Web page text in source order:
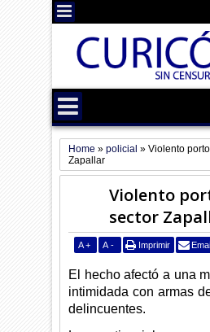
Home »policial »Violento
Zapallar
Violento
sector
A + A - Imprimir
El hecho afectó a una
intimidada con armas
delincuentes.